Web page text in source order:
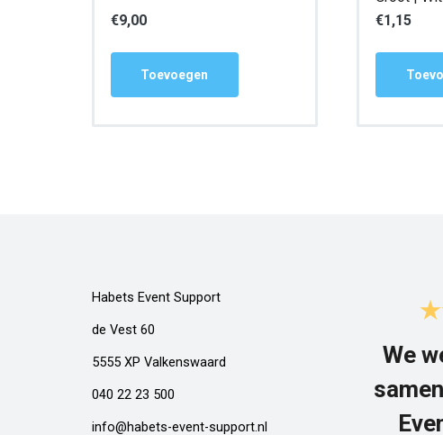
€9,00
Toevoegen
€1,15
Habets Event Support
de Vest 60
5555 XP Valkenswaard
040 22 23 500
info@habets-event-support.nl
We